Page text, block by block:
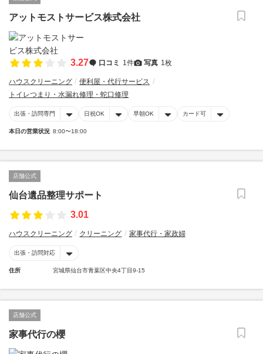
アットモストサービス株式会社
3.27 口コミ 1件 写真 1枚
ハウスクリーニング
便利屋・代行サービス
トイレつまり・水漏れ修理・蛇口修理
出張・訪問専門 日祝OK 早朝OK カード可
本日の営業状況 8:00〜18:00
店舗公式
仙台遺品整理サポート
3.01
ハウスクリーニング クリーニング 家事代行・家政婦
出張・訪問対応
住所 宮城県仙台市青葉区中央4丁目9-15
店舗公式
家事代行の櫻